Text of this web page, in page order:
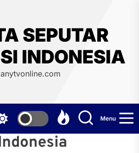
SEPUTAR
INDONESIA
anytvonline.com
Menu